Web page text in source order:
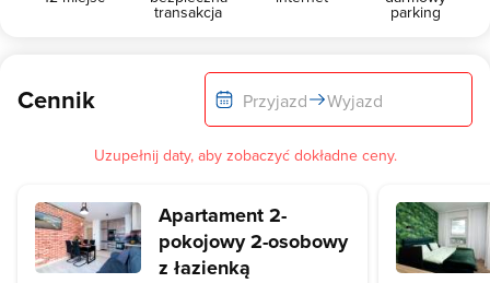
transakcja parking
Cennik Przyjazd Wyjazd
Uzupełnij daty, aby zobaczyć dokładne ceny.
Apartament 2-
pokojowy 2-osobowy
z łazienką